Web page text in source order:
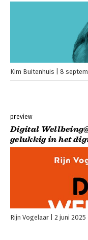
Kim Buitenhuis 8
preview
Digital
gelukkig in het
Rijn Vogelaar 2 juni 2025